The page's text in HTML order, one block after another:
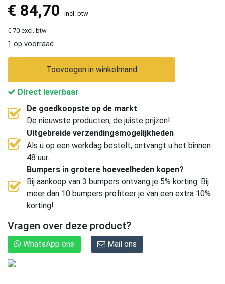
€ 84,70 incl. btw
€ 70 excl. btw
1 op voorraad
Toevoegen in winkelmand
Direct leverbaar
De goedkoopste op de markt
De nieuwste producten, de juiste prijzen!
Uitgebreide verzendingsmogelijkheden
Als u op een werkdag bestelt, ontvangt u het binnen
48 uur.
Bumpers in grotere hoeveelheden kopen?
Bij aankoop van 3 bumpers ontvang je 5% korting. Bij
meer dan 10 bumpers profiteer je van een extra 10%
korting!
Vragen over deze product?
WhatsApp ons Mail ons